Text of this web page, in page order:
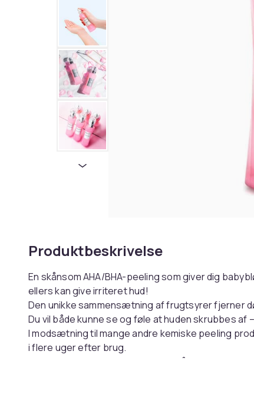
Produktbeskrivelse
En skånsom AHA/BHA-peeling som giver dig
ellers kan give irriteret hud!
Den unikke sammensætning af frugtsyrer fjerner
Du vil både kunne se og føle at huden skrubbes af
I modsætning til mange andre kemiske peeling
i flere uger efter brug.
Denne peeling gør nemlig jobbet på blot 30